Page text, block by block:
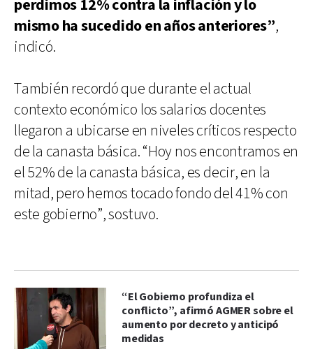
perdimos 12% contra la inflación y lo
mismo ha sucedido en años anteriores”,
indicó.
También recordó que durante el actual
contexto económico los salarios docentes
llegaron a ubicarse en niveles críticos respecto
de la canasta básica. “Hoy nos encontramos en
el 52% de la canasta básica, es decir, en la
mitad, pero hemos tocado fondo del 41% con
este gobierno”, sostuvo.
“El Gobierno profundiza el
conflicto”, afirmó AGMER sobre el
aumento por decreto y anticipó
medidas